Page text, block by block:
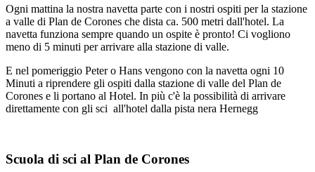
Ogni mattina la nostra navetta parte con i nostri ospiti per la stazione
a valle di Plan de Corones che dista ca. 500 metri dall'hotel. La
navetta funziona sempre quando un ospite è pronto! Ci vogliono
meno di 5 minuti per arrivare alla stazione di valle.
E nel pomeriggio Peter o Hans vengono con la navetta ogni 10
Minuti a riprendere gli ospiti dalla stazione di valle del Plan de
Corones e li portano al Hotel. In più c'è la possibilità di arrivare
direttamente con gli sci all'hotel dalla pista nera Hernegg
Scuola di sci al Plan de Corones